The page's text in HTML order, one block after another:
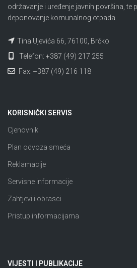
održavanje i uređenje javnih površina, te
deponovanje komunalnog otpada.
Tina Ujevića 66, 76100, Brčko
Telefon: +387 (49) 217 255
Fax: +387 (49) 216 118
KORISNIČKI SERVIS
Cjenovnik
Plan odvoza smeća
Reklamacije
Servisne informacije
Zahtjevi i obrasci
Pristup informacijama
VIJESTI I PUBLIKACIJE